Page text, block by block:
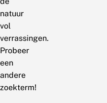
natuur
vol
verrassingen.
Probeer
een
andere
zoekterm!